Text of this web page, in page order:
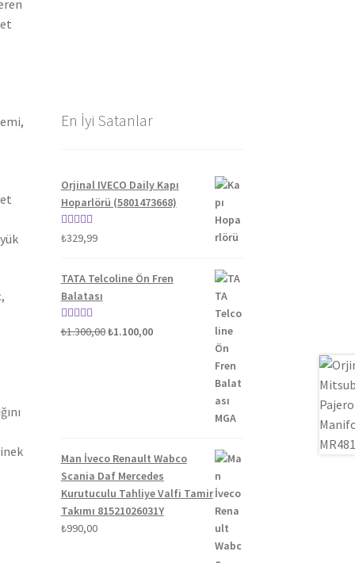
En İyi Satanlar
Orjinal IVECO Daily Kapı
Hoparlörü (5801473668)
5 üzerinden
₺329,99
TATA Telcoline Ön Fren
Balatası
5 üzerinden
₺1.300,00Orijinal
₺1.100,00Şu
Man İveco Renault Wabco
Scania Daf Mercedes
Kurutuculu Tahliye Valfi Tamir
Takımı 81521026031Y
₺990,00